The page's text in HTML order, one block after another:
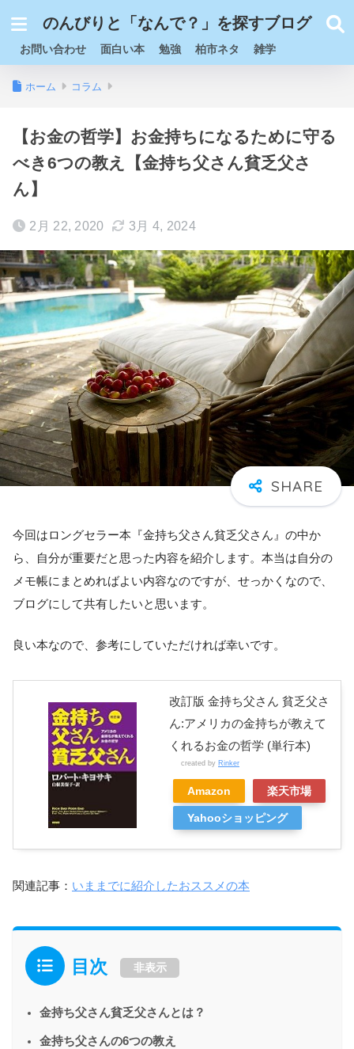
のんびりと「なんで？」を探すブログ
お問い合わせ 面白い本 勉強 柏市ネタ 雑学
ホーム コラム
【お金の哲学】お金持ちになるために守る
べき6つの教え【金持ち父さん貧乏父さ
ん】
2月 22, 2020 3月 4, 2024
今回はロングセラー本『金持ち父さん貧乏父さん』の中か
ら、自分が重要だと思った内容を紹介します。本当は自分の
メモ帳にまとめればよい内容なのですが、せっかくなので、
ブログにして共有したいと思います。
良い本なので、参考にしていただければ幸いです。
改訂版 金持ち父さん 貧乏父さ
ん:アメリカの金持ちが教えて
くれるお金の哲学 (単行本)
created by Rinker
Amazon 楽天市場
Yahooショッピング
関連記事： いままでに紹介したおススメの本
目次 非表示
金持ち父さん貧乏父さんとは？
金持ち父さんの6つの教え